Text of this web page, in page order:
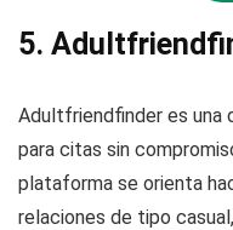
5.
Adultfriendfinder es una
para citas sin
plataforma se orienta
relaciones de tipo